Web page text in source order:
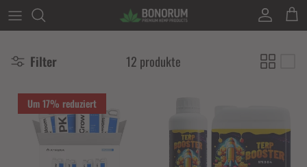
Direkt zum Inhalt
Konto
Filter 12 produkte
Um 17% reduziert